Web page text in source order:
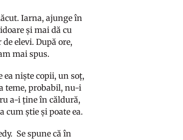
Iarna, ajunge în
și mai dă cu
elevi. După ore,
mai spus.
ea niște copii, un soț,
teme, probabil, nu-i
a-i ține în căldură,
cum știe și poate ea.
Se spune că în